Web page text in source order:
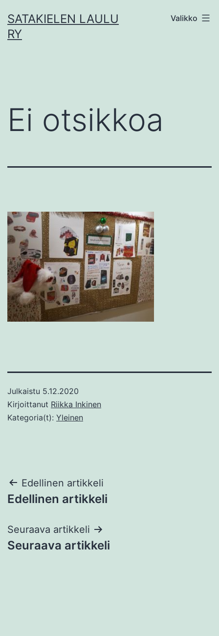
sisältöön
SATAKIELEN LAULU
RY
Valikko
Ei otsikkoa
Julkaistu 5.12.2020
Kirjoittanut Riikka Inkinen
Kategoria(t): Yleinen
Artikkelien
selaus
Edellinen artikkeli
Edellinen artikkeli
Seuraava artikkeli
Seuraava artikkeli